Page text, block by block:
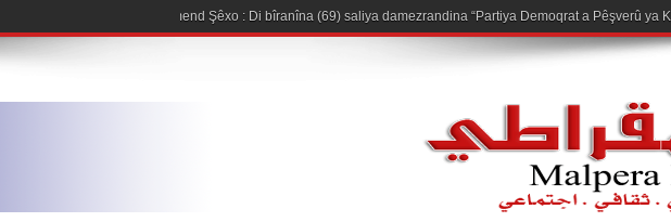
Hişmend Şêxo : Di bîranîna (69) saliya damezrandina “Partiya Demoqrat a Pêşverû ya